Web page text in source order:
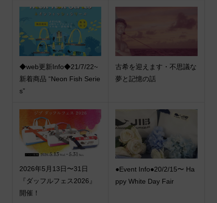
◆web更新Info◆21/7/22~
新着商品 “Neon Fish Serie
s”
古希を迎えます・不思議な
夢と記憶の話
2026年5月13日〜31日
『ダッフルフェス2026』
開催！
●Event Info●20/2/15〜 Ha
ppy White Day Fair